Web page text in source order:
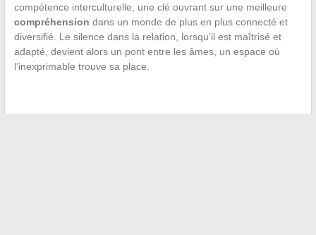
compétence interculturelle, une clé ouvrant sur une meilleure
compréhension dans un monde de plus en plus connecté et
diversifié. Le silence dans la relation, lorsqu’il est maîtrisé et
adapté, devient alors un pont entre les âmes, un espace où
l’inexprimable trouve sa place.